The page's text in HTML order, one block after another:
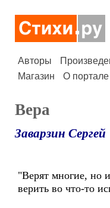
Авторы
Магазин
О портале
Вера
Заварзин Сергей
"Верят многие, но
верить во что-то